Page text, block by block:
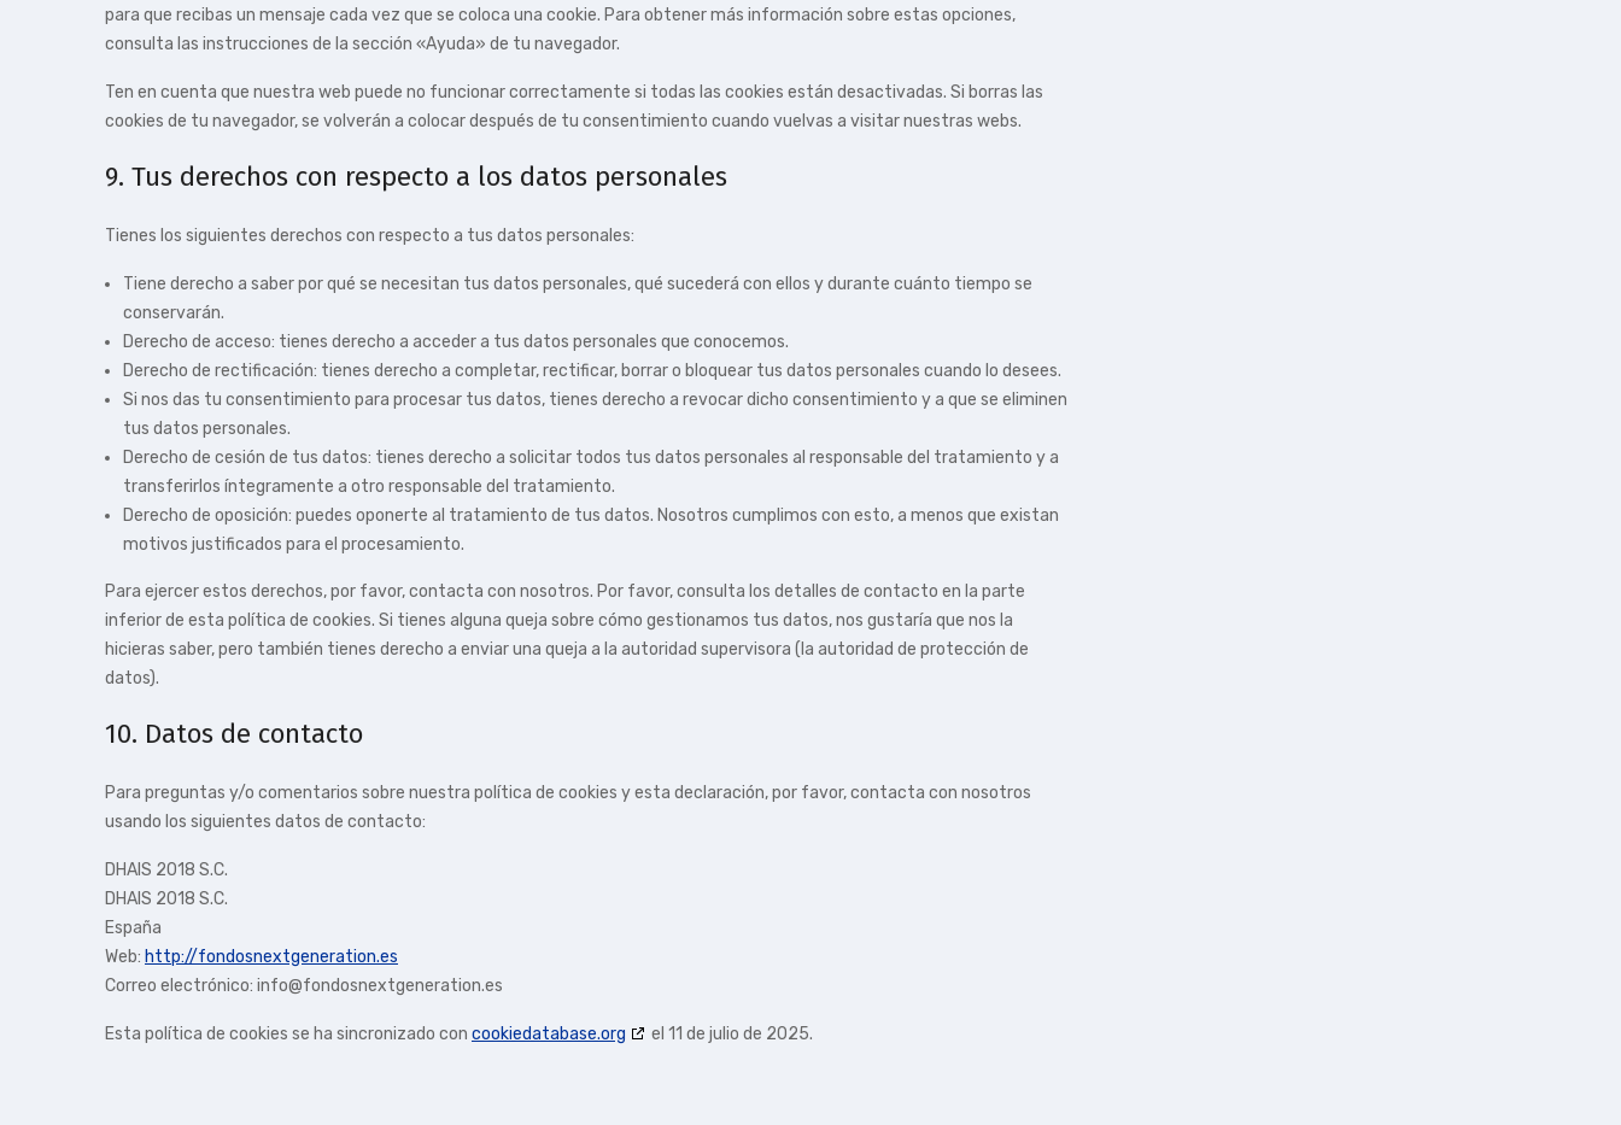
para que recibas un mensaje cada vez que se coloca una cookie. Para obtener más información sobre estas opciones,
consulta las instrucciones de la sección «Ayuda» de tu navegador.
Ten en cuenta que nuestra web puede no funcionar correctamente si todas las cookies están desactivadas. Si borras las
cookies de tu navegador, se volverán a colocar después de tu consentimiento cuando vuelvas a visitar nuestras webs.
9. Tus derechos con respecto a los datos personales
Tienes los siguientes derechos con respecto a tus datos personales:
Tiene derecho a saber por qué se necesitan tus datos personales, qué sucederá con ellos y durante cuánto tiempo se
conservarán.
Derecho de acceso: tienes derecho a acceder a tus datos personales que conocemos.
Derecho de rectificación: tienes derecho a completar, rectificar, borrar o bloquear tus datos personales cuando lo desees.
Si nos das tu consentimiento para procesar tus datos, tienes derecho a revocar dicho consentimiento y a que se eliminen
tus datos personales.
Derecho de cesión de tus datos: tienes derecho a solicitar todos tus datos personales al responsable del tratamiento y a
transferirlos íntegramente a otro responsable del tratamiento.
Derecho de oposición: puedes oponerte al tratamiento de tus datos. Nosotros cumplimos con esto, a menos que existan
motivos justificados para el procesamiento.
Para ejercer estos derechos, por favor, contacta con nosotros. Por favor, consulta los detalles de contacto en la parte
inferior de esta política de cookies. Si tienes alguna queja sobre cómo gestionamos tus datos, nos gustaría que nos la
hicieras saber, pero también tienes derecho a enviar una queja a la autoridad supervisora (la autoridad de protección de
datos).
10. Datos de contacto
Para preguntas y/o comentarios sobre nuestra política de cookies y esta declaración, por favor, contacta con nosotros
usando los siguientes datos de contacto:
DHAIS 2018 S.C.
DHAIS 2018 S.C.
España
Web: http://fondosnextgeneration.es
Correo electrónico: info@fondosnextgeneration.es
Esta política de cookies se ha sincronizado con cookiedatabase.org el 11 de julio de 2025.